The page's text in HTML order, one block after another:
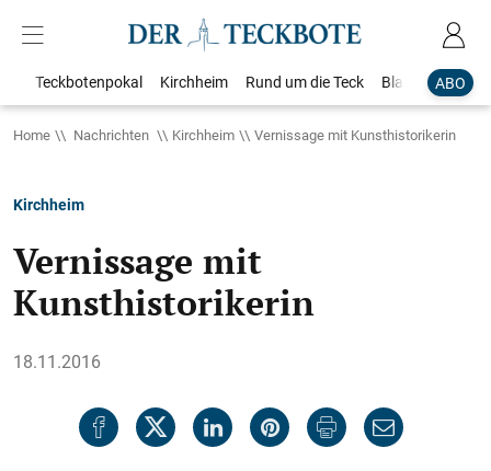
ABO
Teckbotenpokal Kirchheim Rund um die Teck Blaulicht
Home Nachrichten Kirchheim Vernissage mit Kunsthistorikerin
Kirchheim
Vernissage mit
Kunsthistorikerin
18.11.2016